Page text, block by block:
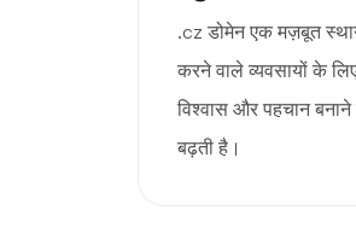
.cz डोमेन एक मज़बूत
करने वाले व्यवसायों के
विश्वास और पहचान
बढ़ती है।